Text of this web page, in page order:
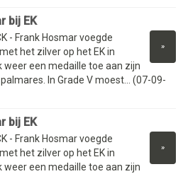
bij EK
»
- Frank Hosmar voegde
het zilver op het EK in
weer een medaille toe aan zijn
In Grade V moest... (07-09-
bij EK
»
- Frank Hosmar voegde
het zilver op het EK in
weer een medaille toe aan zijn